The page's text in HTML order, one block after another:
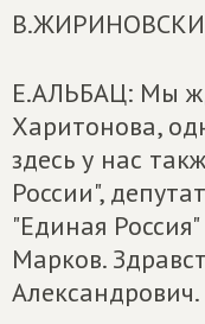
Е.АЛЬБАЦ: Мы
Харитонова,
здесь у нас
России",
"Единая
Марков.
Александрович.